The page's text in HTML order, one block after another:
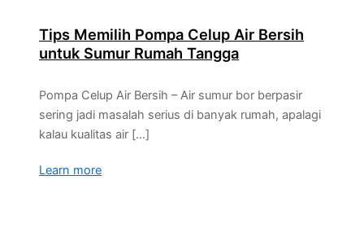
Tips Memilih Pompa Celup Air Bersih
untuk Sumur Rumah Tangga
Pompa Celup Air Bersih – Air sumur bor berpasir
sering jadi masalah serius di banyak rumah, apalagi
kalau kualitas air […]
Learn more